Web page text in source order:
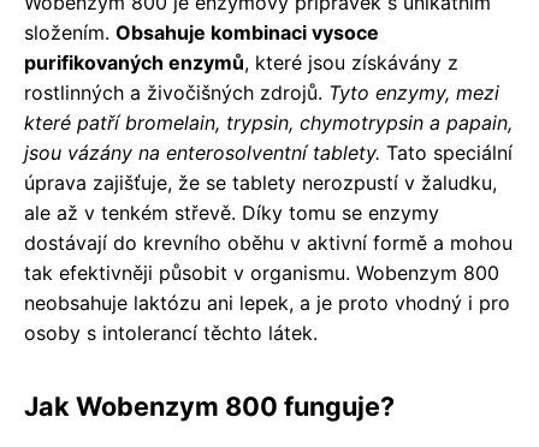
složením. Obsahuje kombinaci vysoce
purifikovaných enzymů, které jsou získávány z
rostlinných a živočišných zdrojů. Tyto enzymy, mezi
které patří bromelain, trypsin, chymotrypsin a papain,
jsou vázány na enterosolventní tablety. Tato speciální
úprava zajišťuje, že se tablety nerozpustí v žaludku,
ale až v tenkém střevě. Díky tomu se enzymy
dostávají do krevního oběhu v aktivní formě a mohou
tak efektivněji působit v organismu. Wobenzym 800
neobsahuje laktózu ani lepek, a je proto vhodný i pro
osoby s intolerancí těchto látek.
Jak Wobenzym 800 funguje?